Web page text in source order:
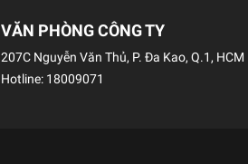
VĂN PHÒNG CÔNG TY
207C Nguyễn Văn Thủ, P. Đa Kao, Q.1, HCM
Hotline: 18009071